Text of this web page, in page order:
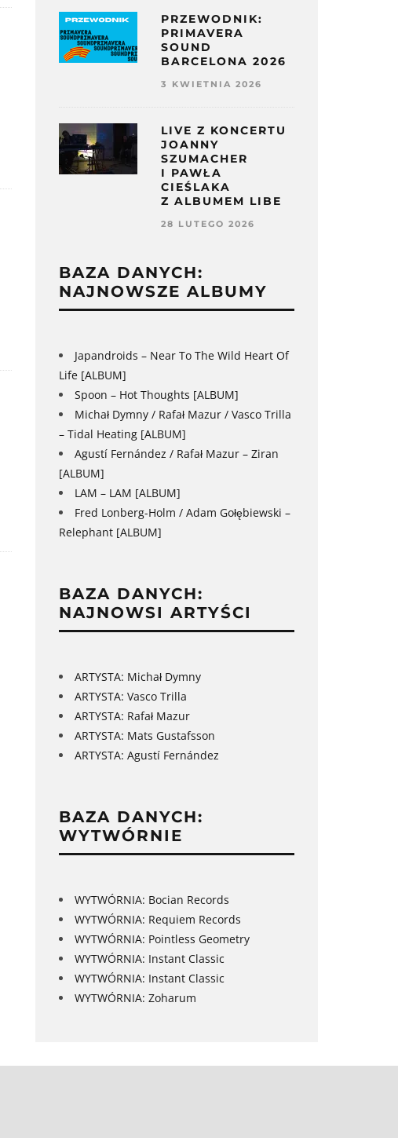
PRZEWODNIK:
PRIMAVERA
SOUND
BARCELONA 2026
3 KWIETNIA 2026
LIVE Z KONCERTU
JOANNY
SZUMACHER
I PAWŁA
CIEŚLAKA
Z ALBUMEM LIBE
28 LUTEGO 2026
BAZA DANYCH:
NAJNOWSZE ALBUMY
Japandroids – Near To The Wild Heart Of
Life [ALBUM]
Spoon – Hot Thoughts [ALBUM]
Michał Dymny / Rafał Mazur / Vasco Trilla
– Tidal Heating [ALBUM]
Agustí Fernández / Rafał Mazur – Ziran
[ALBUM]
LAM – LAM [ALBUM]
Fred Lonberg-Holm / Adam Gołębiewski –
Relephant [ALBUM]
BAZA DANYCH:
NAJNOWSI ARTYŚCI
ARTYSTA: Michał Dymny
ARTYSTA: Vasco Trilla
ARTYSTA: Rafał Mazur
ARTYSTA: Mats Gustafsson
ARTYSTA: Agustí Fernández
BAZA DANYCH:
WYTWÓRNIE
WYTWÓRNIA: Bocian Records
WYTWÓRNIA: Requiem Records
WYTWÓRNIA: Pointless Geometry
WYTWÓRNIA: Instant Classic
WYTWÓRNIA: Instant Classic
WYTWÓRNIA: Zoharum